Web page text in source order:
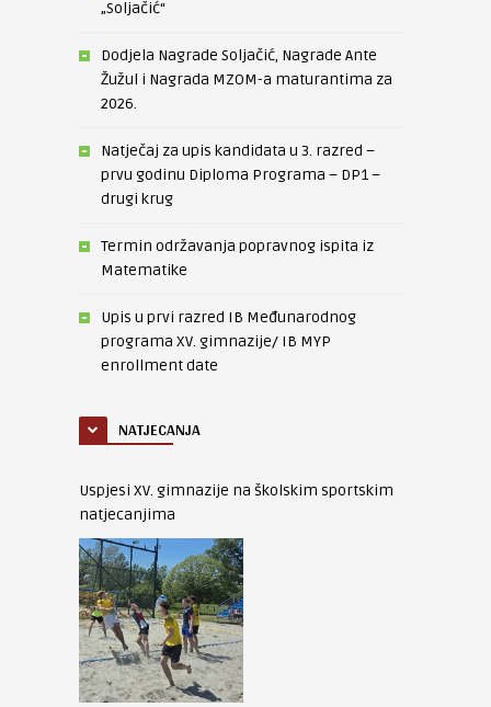
„Soljačić“
Dodjela Nagrade Soljačić, Nagrade Ante
Žužul i Nagrada MZOM-a maturantima za
2026.
Natječaj za upis kandidata u 3. razred –
prvu godinu Diploma Programa – DP1 –
drugi krug
Termin održavanja popravnog ispita iz
Matematike
Upis u prvi razred IB Međunarodnog
programa XV. gimnazije/ IB MYP
enrollment date
NATJECANJA
Uspjesi XV. gimnazije na školskim sportskim
natjecanjima